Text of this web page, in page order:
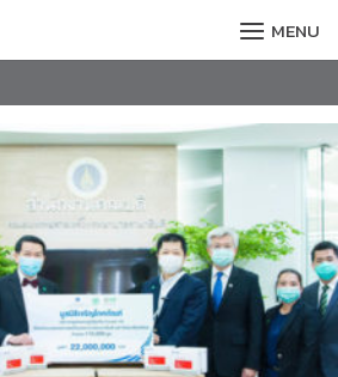
MENU